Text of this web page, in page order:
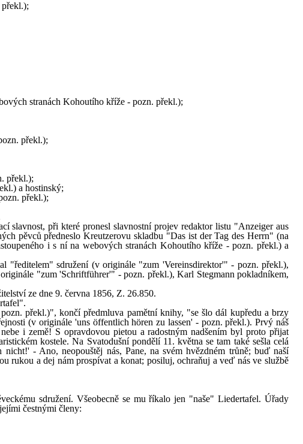
stranách Kohoutího kříže - pozn. překl.);
překl.);
překl.);
a hostinský;
překl.);
slavnost, při které pronesl slavnostní projev redaktor listu "Anzeiger aus
pěvců předneslo Kreutzerovu skladbu "Das ist der Tag des Herrn" (na
i s ní na webových stranách Kohoutího kříže - pozn. překl.) a
"ředitelem" sdružení (v originále "zum 'Vereinsdirektor'" - pozn. překl.),
"zum 'Schriftführer'" - pozn. překl.), Karl Stegmann pokladníkem,
ze dne 9. června 1856, Z. 26.850.
překl.)", končí předmluva pamětní knihy, "se šlo dál kupředu a brzy
(v originále 'uns öffentlich hören zu lassen' - pozn. překl.). Prvý náš
i země! S opravdovou pietou a radostným nadšením byl proto přijat
kostele. Na Svatodušní pondělí 11. května se tam také sešla celá
- Ano, neopouštěj nás, Pane, na svém hvězdném trůně; buď naší
rukou a dej nám prospívat a konat; posiluj, ochraňuj a veď nás ve službě
sdružení. Všeobecně se mu říkalo jen "naše" Liedertafel. Úřady
čestnými členy: